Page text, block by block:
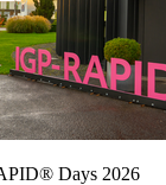
Days 2026